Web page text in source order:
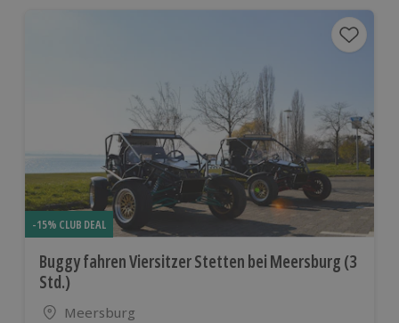
-15% CLUB DEAL
Buggy fahren Viersitzer Stetten bei Meersburg (3
Std.)
Standort
Meersburg